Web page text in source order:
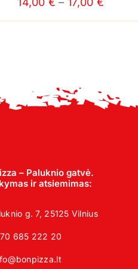
range:
PAGE
– Paluknio gatvė.
ir atsiemimas:
g. 7, 25125 Vilnius
685 222 20